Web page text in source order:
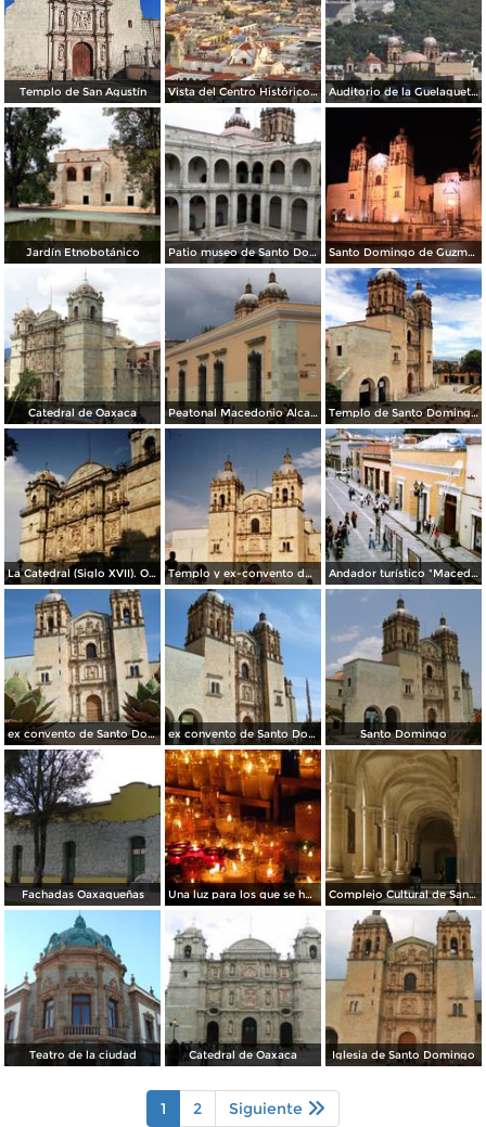
Templo de San Agustín Vista del Centro Histórico de la antigüa Antequera. Julio/2014 Auditorio de la Guelaguetza y el cerro del Fortín. Julio/2014
Jardín Etnobotánico Patio museo de Santo Domingo Santo Domingo de Guzmán en la noche
Catedral de Oaxaca Peatonal Macedonio Alcala Templo de Santo Domingo de Guzmán
La Catedral (Siglo XVII). Oaxaca de Juárez. 1996 Templo y ex-convento de Santo Domingo de Guzmán del siglo XVI. Oaxaca de Juárez, Oaxaca Andador turístico "Macedonio Alcalá". Oaxaca de Juárez, Oaxaca
ex convento de Santo Domingo 3 ex convento de Santo Domingo 2 Santo Domingo
Fachadas Oaxaqueñas Una luz para los que se han ido Complejo Cultural de Santo Domingo
Teatro de la ciudad Catedral de Oaxaca Iglesia de Santo Domingo
1 2 Siguiente